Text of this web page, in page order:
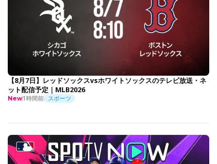
【8月7日】レッドソックスvsホワイトソックスのテレビ放送・ネ
ット配信予定｜MLB2026
New1時間前 スポーツ